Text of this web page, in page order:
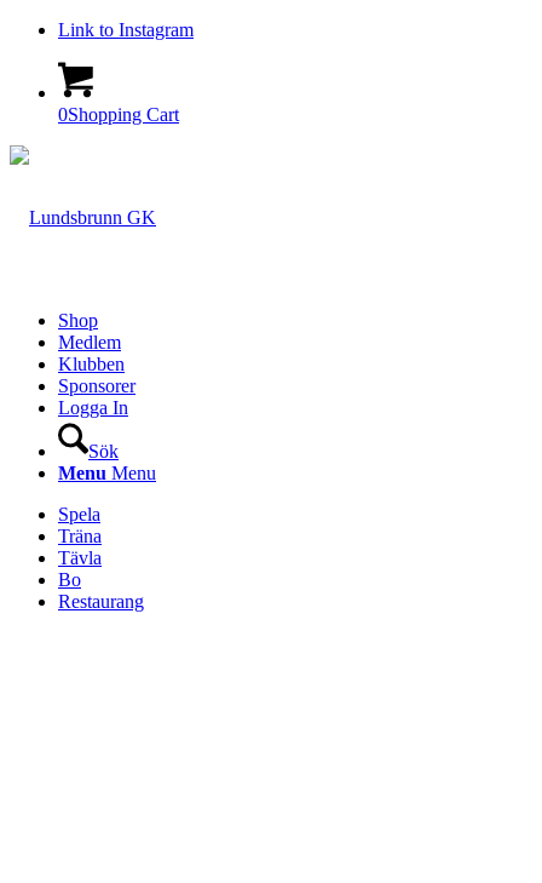
Link to Instagram
0Shopping Cart
Shop
Medlem
Klubben
Sponsorer
Logga In
Sök
Menu Menu
Spela
Träna
Tävla
Bo
Restaurang